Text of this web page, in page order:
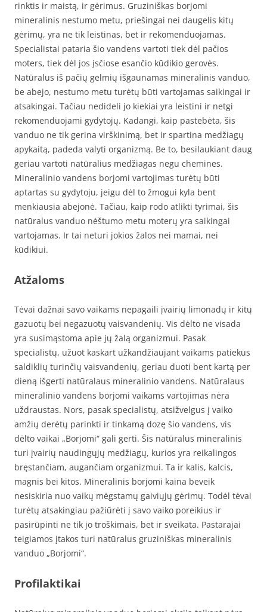
rinktis ir maistą, ir gėrimus. Gruziniškas borjomi
mineralinis nestumo metu, priešingai nei daugelis kitų
gėrimų, yra ne tik leistinas, bet ir rekomenduojamas.
Specialistai pataria šio vandens vartoti tiek dėl pačios
moters, tiek dėl jos įsčiose esančio kūdikio gerovės.
Natūralus iš pačių gelmių išgaunamas mineralinis vanduo,
be abejo, nestumo metu turėtų būti vartojamas saikingai ir
atsakingai. Tačiau nedideli jo kiekiai yra leistini ir netgi
rekomenduojami gydytojų. Kadangi, kaip pastebėta, šis
vanduo ne tik gerina virškinimą, bet ir spartina medžiagų
apykaitą, padeda valyti organizmą. Be to, besilaukiant daug
geriau vartoti natūralius medžiagas negu chemines.
Mineralinio vandens borjomi vartojimas turėtų būti
aptartas su gydytoju, jeigu dėl to žmogui kyla bent
menkiausia abejonė. Tačiau, kaip rodo atlikti tyrimai, šis
natūralus vanduo nėštumo metu moterų yra saikingai
vartojamas. Ir tai neturi jokios žalos nei mamai, nei
kūdikiui.
Atžaloms
Tėvai dažnai savo vaikams nepagaili įvairių limonadų ir kitų
gazuotų bei negazuotų vaisvandenių. Vis dėlto ne visada
yra susimąstoma apie jų žalą organizmui. Pasak
specialistų, užuot kaskart užkandžiaujant vaikams patiekus
saldiklių turinčių vaisvandenių, geriau duoti bent kartą per
dieną išgerti natūralaus mineralinio vandens. Natūralaus
mineralinio vandens borjomi vaikams vartojimas nėra
uždraustas. Nors, pasak specialistų, atsižvelgus į vaiko
amžių derėtų parinkti ir tinkamą dozę šio vandens, vis
dėlto vaikai „Borjomi“ gali gerti. Šis natūralus mineralinis
turi įvairių naudingųjų medžiagų, kurios yra reikalingos
bręstančiam, augančiam organizmui. Ta ir kalis, kalcis,
magnis bei kitos. Mineralinis borjomi kaina beveik
nesiskiria nuo vaikų mėgstamų gaiviųjų gėrimų. Todėl tėvai
turėtų atsakingiau pažiūrėti į savo vaiko poreikius ir
pasirūpinti ne tik jo troškimais, bet ir sveikata. Pastarajai
teigiamos įtakos turi natūralus gruziniškas mineralinis
vanduo „Borjomi“.
Profilaktikai